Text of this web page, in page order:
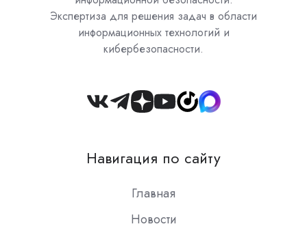
Экспертиза для решения задач в области
информационных технологий и
кибербезопасности.
Join
Slack
Навигация по сайту
Главная
Новости